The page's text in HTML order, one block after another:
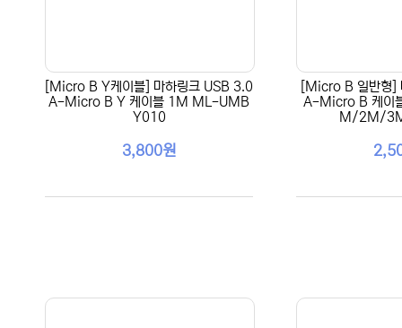
[Micro B Y케이블] 마하링크 USB 3.0
A-Micro B Y 케이블 1M ML-UMB
Y010
3,800원
[Micro B 일반형]
A-Micro B 케이
M/2M/3M